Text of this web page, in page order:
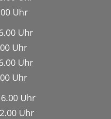
Uhr
Uhr
Uhr
Uhr
Uhr
Uhr
Uhr